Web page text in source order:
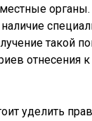
местные
такой
отнесения
уделить